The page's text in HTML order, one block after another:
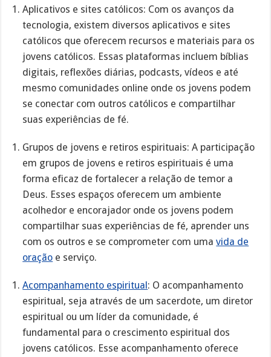
Aplicativos e sites católicos: Com os avanços da
tecnologia, existem diversos aplicativos e sites
católicos que oferecem recursos e materiais para os
jovens católicos. Essas plataformas incluem bíblias
digitais, reflexões diárias, podcasts, vídeos e até
mesmo comunidades online onde os jovens podem
se conectar com outros católicos e compartilhar
suas experiências de fé.
Grupos de jovens e retiros espirituais: A participação
em grupos de jovens e retiros espirituais é uma
forma eficaz de fortalecer a relação de temor a
Deus. Esses espaços oferecem um ambiente
acolhedor e encorajador onde os jovens podem
compartilhar suas experiências de fé, aprender uns
com os outros e se comprometer com umavida de
oração e serviço.
Acompanhamento espiritual: O acompanhamento
espiritual, seja através de um sacerdote, um diretor
espiritual ou um líder da comunidade, é
fundamental para o crescimento espiritual dos
jovens católicos. Esse acompanhamento oferece